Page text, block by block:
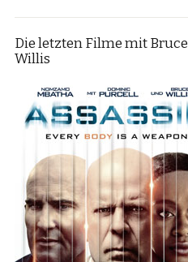
Die letzten Filme mit Bruce
Willis